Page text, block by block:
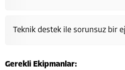
Teknik destek ile sorunsuz bir
Gerekli Ekipmanlar: